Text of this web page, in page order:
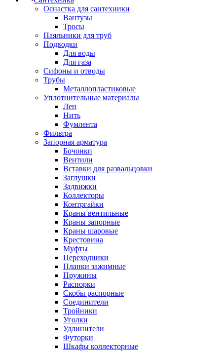
Оснастка для сантехники
Вантузы
Тросы
Паяльники для труб
Подводки
Для воды
Для газа
Сифоны и отводы
Трубы
Металлопластиковые
Уплотнительные материалы
Лен
Нить
Фумлента
Фильтра
Запорная арматура
Бочонки
Вентили
Вставки для развальцовки
Заглушки
Задвижки
Коллекторы
Контргайки
Краны вентильные
Краны запорные
Краны шаровые
Крестовина
Муфты
Переходники
Планки зажимные
Пружины
Распорки
Скобы распорные
Соединители
Тройники
Уголки
Удлинители
Футорки
Шкафы коллекторные